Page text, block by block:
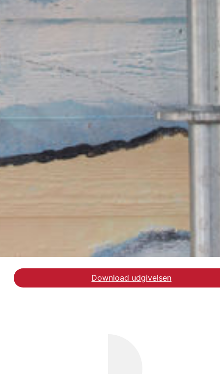
Download udgivelsenLæs replikken i Altinget